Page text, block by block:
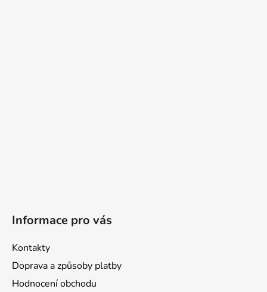
Informace pro vás
Kontakty
Doprava a způsoby platby
Hodnocení obchodu